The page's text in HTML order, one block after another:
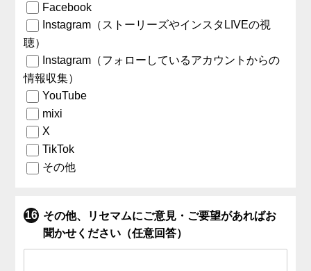
Facebook
Instagram（ストーリーズやインスタLIVEの視
聴）
Instagram（フォローしているアカウントからの
情報収集）
YouTube
mixi
X
TikTok
その他
その他、リセマムにご意見・ご要望があればお
聞かせください（任意回答）